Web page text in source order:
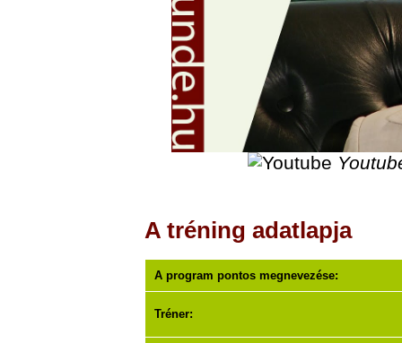
A tréning adatlapja
A program pontos megnevezése:
Tréner: